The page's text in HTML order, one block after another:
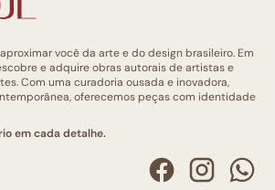
você da arte e do design brasileiro. Em
e adquire obras autorais de artistas e
Com uma curadoria ousada e inovadora,
oferecemos peças com identidade
em cada detalhe.